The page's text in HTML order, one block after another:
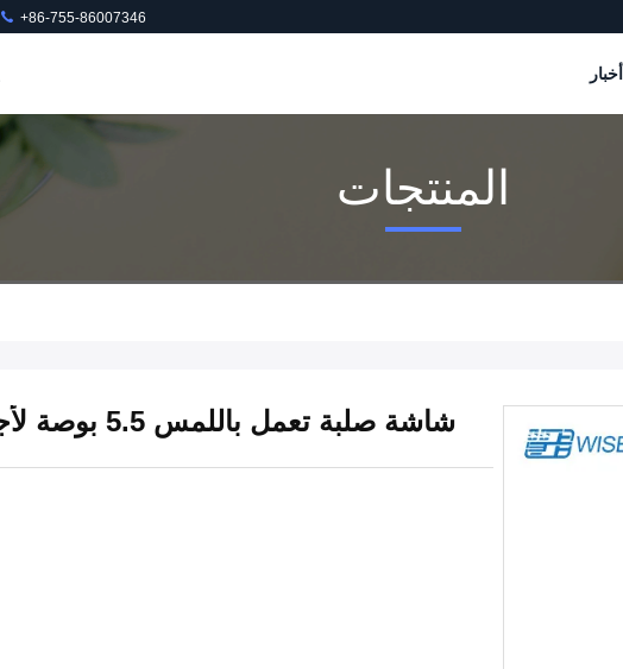
+86-755-86007346
أخبار
المنتجات
شاشة صلبة تعمل باللمس 5.5 بوصة لأجهزة نقاط البيع المتنقلة